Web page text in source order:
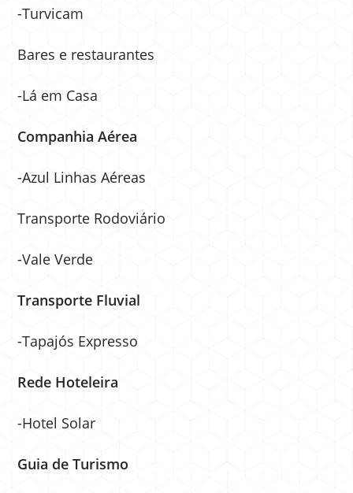
-Turvicam
Bares e restaurantes
-Lá em Casa
Companhia Aérea
-Azul Linhas Aéreas
Transporte Rodoviário
-Vale Verde
Transporte Fluvial
-Tapajós Expresso
Rede Hoteleira
-Hotel Solar
Guia de Turismo